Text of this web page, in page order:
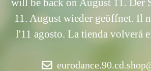
will be back on August 11. Der
11. August wieder geöffnet. Il
l'11 agosto. La tienda volverá